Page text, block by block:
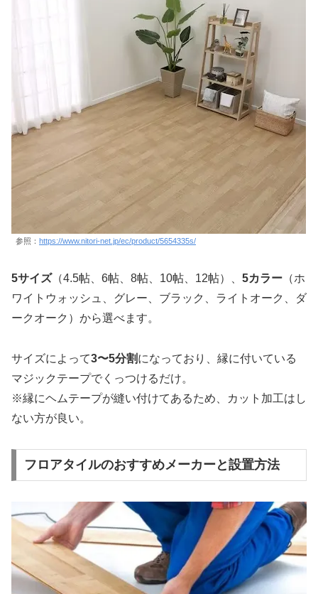
参照： https://www.nitori-net.jp/ec/product/5654335s/
5サイズ（4.5帖、6帖、8帖、10帖、12帖）、 5カラー （ホ
ワイトウォッシュ、グレー、ブラック、ライトオーク、ダ
ークオーク）から選べます。
サイズによって3〜5分割になっており、縁に付いている
マジックテープでくっつけるだけ。
※縁にヘムテープが縫い付けてあるため、カット加工はし
ない方が良い。
フロアタイルのおすすめメーカーと設置方法